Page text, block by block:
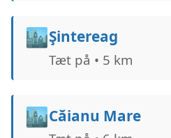
🏙️Şintereag
Tæt på • 5 km
🏙️Căianu Mare